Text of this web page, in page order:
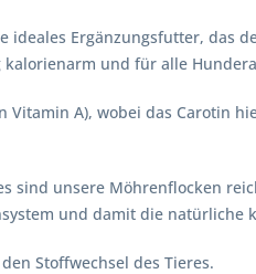
ideales Ergänzungsfutter,
und für alle
A), wobei das Carotin
sind unsere Möhrenflocken
und damit die natürliche
Stoffwechsel des Tieres.